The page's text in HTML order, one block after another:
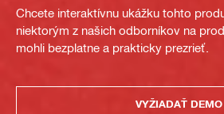
Chcete interaktívnu ukážku tohto
niektorým z našich odborníkov na
mohli bezplatne a prakticky prezrieť.
VYŽIADAŤ DEMO